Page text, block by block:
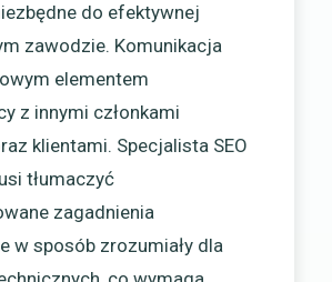
do efektywnej
zawodzie. Komunikacja
elementem
z innymi członkami
klientami. Specjalista SEO
tłumaczyć
zagadnienia
w sposób zrozumiały dla